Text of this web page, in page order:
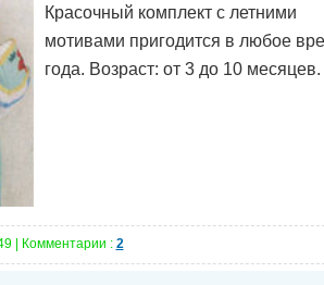
Красочный комплект с летними
мотивами пригодится в любое
года. Возраст: от 3 до 10 месяцев.
| Комментарии : 2